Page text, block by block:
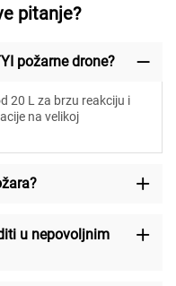
pitanje?
požarne drone?
20 L za brzu reakciju i
na velikoj
u nepovoljnim